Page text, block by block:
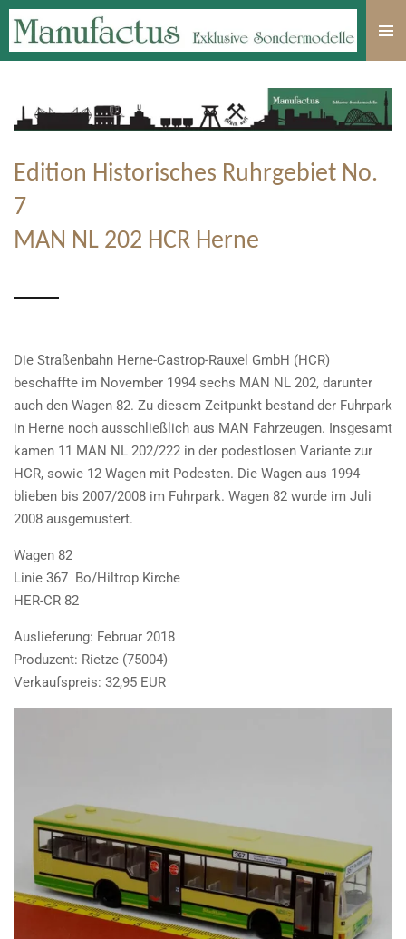
Zum
Hauptinhalt
springen
Edition Historisches Ruhrgebiet No.
7
MAN NL 202 HCR Herne
Die Straßenbahn Herne-Castrop-Rauxel GmbH (HCR)
beschaffte im November 1994 sechs MAN NL 202, darunter
auch den Wagen 82. Zu diesem Zeitpunkt bestand der Fuhrpark
in Herne noch ausschließlich aus MAN Fahrzeugen. Insgesamt
kamen 11 MAN NL 202/222 in der podestlosen Variante zur
HCR, sowie 12 Wagen mit Podesten. Die Wagen aus 1994
blieben bis 2007/2008 im Fuhrpark. Wagen 82 wurde im Juli
2008 ausgemustert.
Wagen 82
Linie 367 Bo/Hiltrop Kirche
HER-CR 82
Auslieferung: Februar 2018
Produzent: Rietze (75004)
Verkaufspreis: 32,95 EUR